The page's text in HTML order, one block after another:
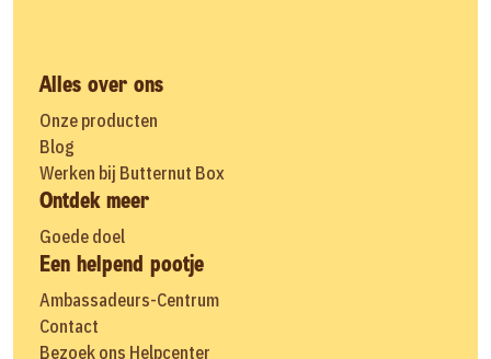
Alles over ons
Onze producten
Blog
Werken bij Butternut Box
Ontdek meer
Goede doel
Een helpend pootje
Ambassadeurs-Centrum
Contact
Bezoek ons Helpcenter